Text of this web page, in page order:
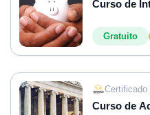
Curso de
Gratuito
Certificado
Curso de